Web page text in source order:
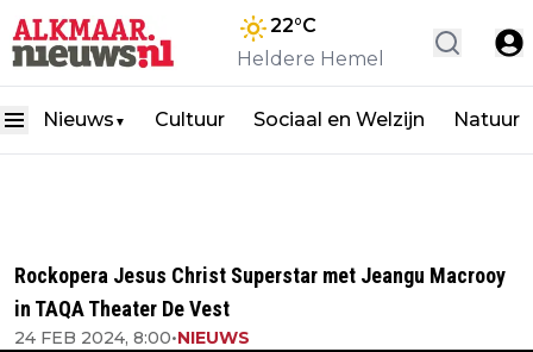
22°C
Heldere Hemel
Nieuws ▼ Cultuur Sociaal en Welzijn Natuur
Rockopera Jesus Christ Superstar met Jeangu Macrooy
in TAQA Theater De Vest
24 FEB 2024, 8:00•NIEUWS